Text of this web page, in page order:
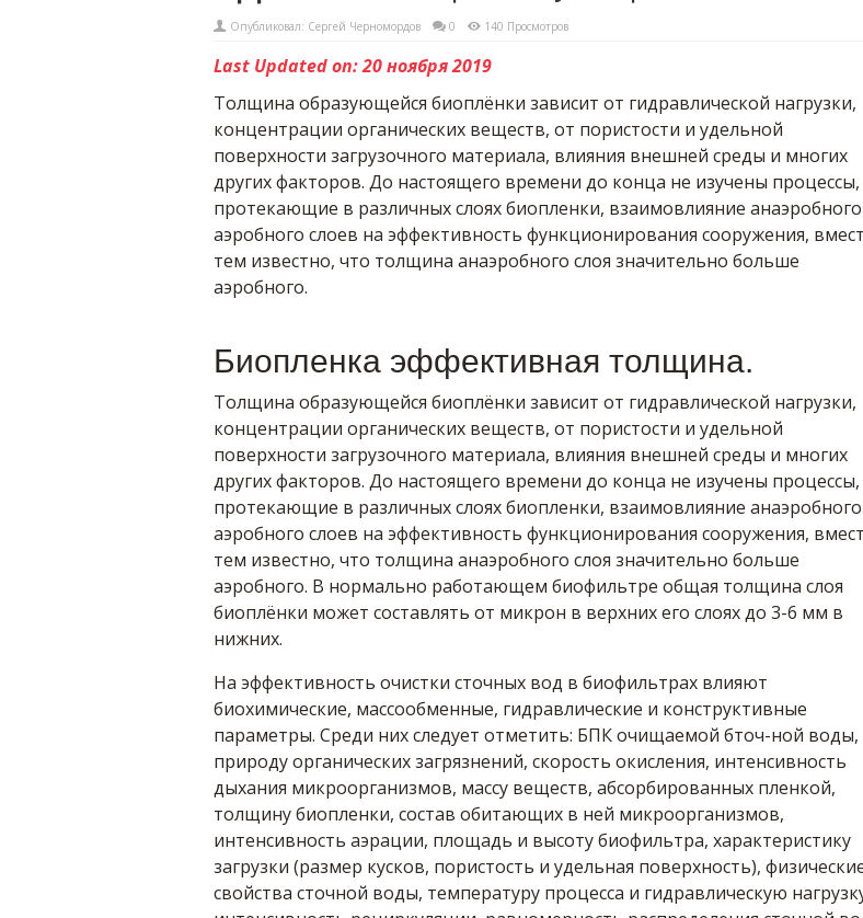
Опубликовал: Сергей Черномордов 0 140 Просмотров
Last Updated on: 20 ноября 2019
Толщина образующейся биоплёнки зависит от гидравлической нагрузки,
концентрации органических веществ, от пористости и удельной
поверхности загрузочного материала, влияния внешней среды и многих
других факторов. До настоящего времени до конца не изучены процессы,
протекающие в различных слоях биопленки, взаимовлияние
аэробного слоев на эффективность функционирования сооружения,
тем известно, что толщина анаэробного слоя значительно больше
аэробного.
Биопленка эффективная толщина.
Толщина образующейся биоплёнки зависит от гидравлической нагрузки,
концентрации органических веществ, от пористости и удельной
поверхности загрузочного материала, влияния внешней среды и многих
других факторов. До настоящего времени до конца не изучены процессы,
протекающие в различных слоях биопленки, взаимовлияние
аэробного слоев на эффективность функционирования сооружения,
тем известно, что толщина анаэробного слоя значительно больше
аэробного. В нормально работающем биофильтре общая толщина слоя
биоплёнки может составлять от микрон в верхних его слоях до 3-6 мм в
нижних.
На эффективность очистки сточных вод в биофильтрах влияют
биохимические, массообменные, гидравлические и конструктивные
параметры. Среди них следует отметить: БПК очищаемой бточ-ной воды,
природу органических загрязнений, скорость окисления, интенсивность
дыхания микроорганизмов, массу веществ, абсорбированных пленкой,
толщину биопленки, состав обитающих в ней микроорганизмов,
интенсивность аэрации, площадь и высоту биофильтра, характеристику
загрузки (размер кусков, пористость и удельная поверхность),
свойства сточной воды, температуру процесса и гидравлическую